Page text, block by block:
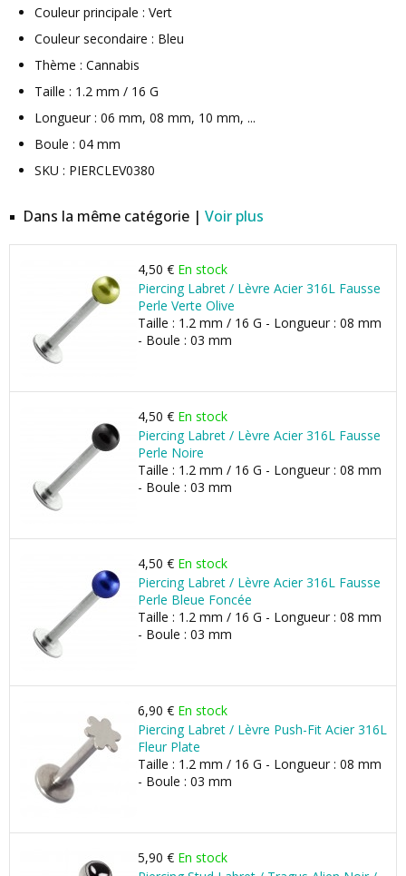
Couleur principale : Vert
Couleur secondaire : Bleu
Thème : Cannabis
Taille : 1.2 mm / 16 G
Longueur : 06 mm, 08 mm, 10 mm, ...
Boule : 04 mm
SKU : PIERCLEV0380
Dans la même catégorie | Voir plus
4,50 € En stock
Piercing Labret / Lèvre Acier 316L Fausse
Perle Verte Olive
Taille : 1.2 mm / 16 G - Longueur : 08 mm
- Boule : 03 mm
4,50 € En stock
Piercing Labret / Lèvre Acier 316L Fausse
Perle Noire
Taille : 1.2 mm / 16 G - Longueur : 08 mm
- Boule : 03 mm
4,50 € En stock
Piercing Labret / Lèvre Acier 316L Fausse
Perle Bleue Foncée
Taille : 1.2 mm / 16 G - Longueur : 08 mm
- Boule : 03 mm
6,90 € En stock
Piercing Labret / Lèvre Push-Fit Acier 316L
Fleur Plate
Taille : 1.2 mm / 16 G - Longueur : 08 mm
- Boule : 03 mm
5,90 € En stock